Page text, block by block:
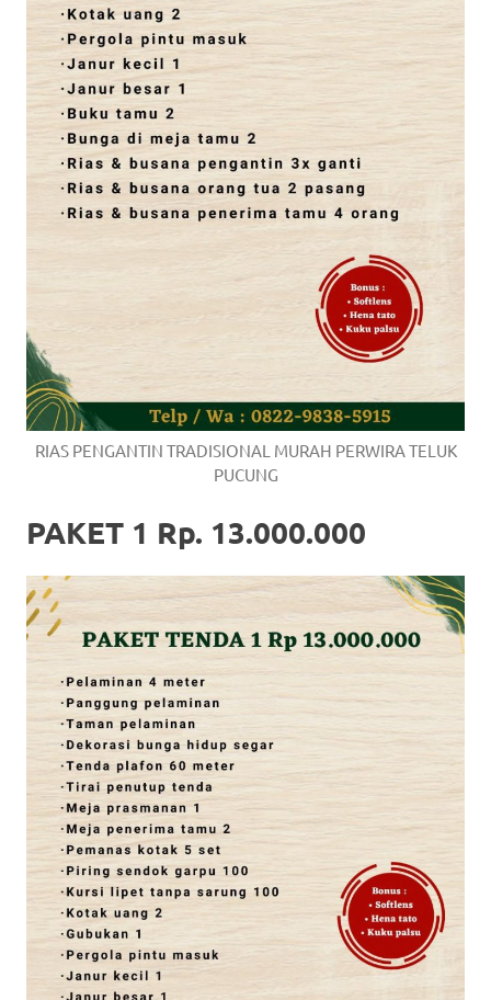
RIAS PENGANTIN TRADISIONAL MURAH PERWIRA TELUK
PUCUNG
PAKET 1 Rp. 13.000.000